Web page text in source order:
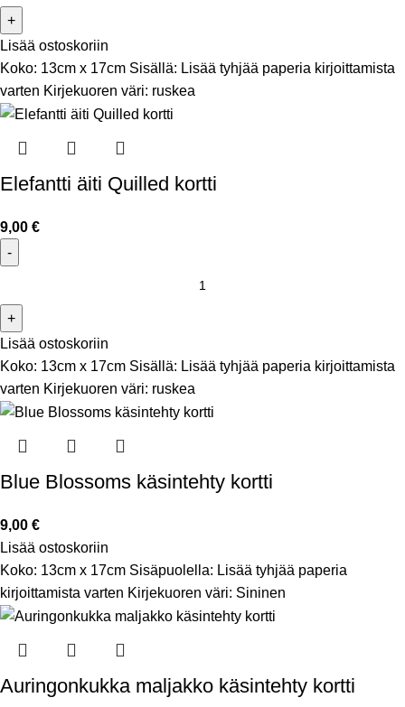
Lisää ostoskoriin
Koko: 13cm x 17cm Sisällä: Lisää tyhjää paperia kirjoittamista
varten Kirjekuoren väri: ruskea
Elefantti äiti Quilled kortti
9,00 €
Lisää ostoskoriin
Koko: 13cm x 17cm Sisällä: Lisää tyhjää paperia kirjoittamista
varten Kirjekuoren väri: ruskea
Blue Blossoms käsintehty kortti
9,00 €
Lisää ostoskoriin
Koko: 13cm x 17cm Sisäpuolella: Lisää tyhjää paperia
kirjoittamista varten Kirjekuoren väri: Sininen
Auringonkukka maljakko käsintehty kortti